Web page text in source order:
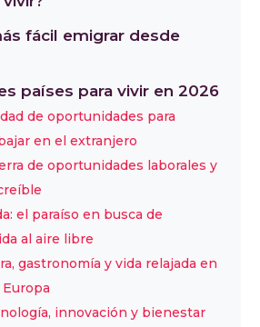
fácil emigrar desde
países para vivir en 2026
de oportunidades para
en el extranjero
de oportunidades laborales y
el paraíso en busca de
al aire libre
gastronomía y vida relajada en
innovación y bienestar